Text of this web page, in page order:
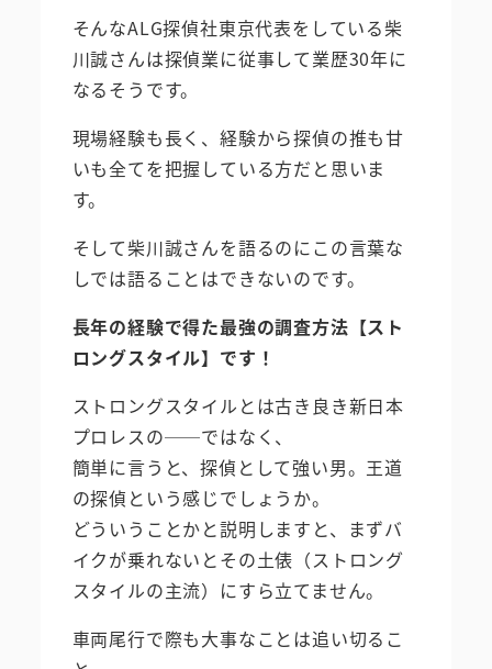
そんなALG探偵社東京代表をしている柴
川誠さんは探偵業に従事して業歴30年に
なるそうです。
現場経験も長く、経験から探偵の推も甘
いも全てを把握している方だと思いま
す。
そして柴川誠さんを語るのにこの言葉な
しでは語ることはできないのです。
長年の経験で得た最強の調査方法【スト
ロングスタイル】です！
ストロングスタイルとは古き良き新日本
プロレスの──ではなく、
簡単に言うと、探偵として強い男。王道
の探偵という感じでしょうか。
どういうことかと説明しますと、まずバ
イクが乗れないとその土俵（ストロング
スタイルの主流）にすら立てません。
車両尾行で際も大事なことは追い切るこ